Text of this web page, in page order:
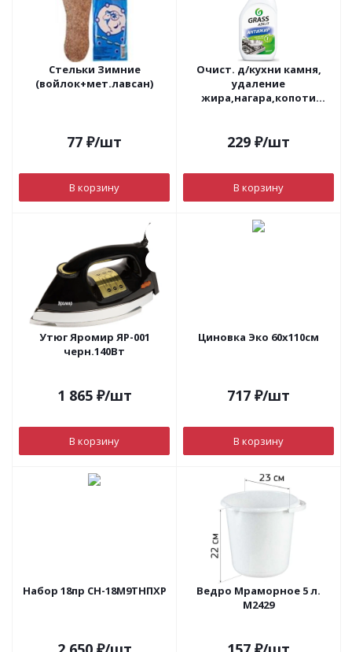
Стельки Зимние
(войлок+мет.лавсан)
77 ₽/шт
В корзину
Очист. д/кухни камня,
удаление
жира,нагара,копоти
229 ₽/шт
В корзину
Утюг Яромир ЯР-001
черн.140Вт
1 865₽/шт
В корзину
Циновка Эко 60х110см
717 ₽/шт
В корзину
Набор 18пр СН-18М9ТНПХР
Ведро Мраморное 5 л.
М2429